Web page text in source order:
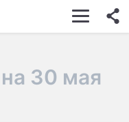
ШОУ-БИЗНЕС
КИНО30 мая